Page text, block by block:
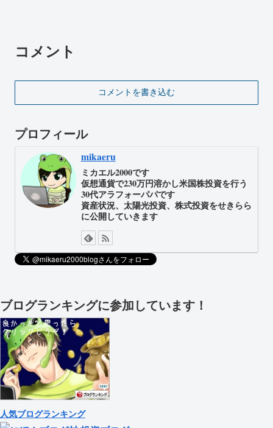
コメント
コメントを書き込む
プロフィール
mikaeru
ミカエル2000です
仮想通貨で230万円溶かし米国株投資を行う
30代アラフォーパパです
資産状況、太陽光投資、株式投資をせきらら
に公開していきます
ブログランキングに参加しています！
人気ブログランキング